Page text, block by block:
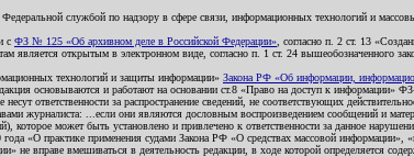
службой по надзору в сфере связи, информационных технологий и
с ФЗ № 125 «Об архивном деле в Российской Федерации» , согласно п. 2 ст. 13
открытым в электронном виде, согласно п. 1 ст. 24 вышеобозначенного
технологий и защиты информации» Закона РФ «Об информации,
основываются и работают на основании ст.8 «Право на доступ к информации»
ответственности за распространение сведений, не соответствующих
журналиста: ...если они являются дословным воспроизведением сообщений и
может быть установлено и привлечено к ответственности за данное
«О практике применения судами Закона РФ «О средствах массовой информации»,
не вправе вмешиваться в деятельность редакции, в ходе которой определяется